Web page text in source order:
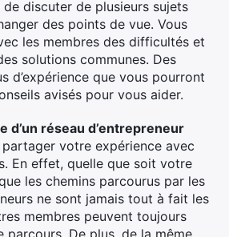
discuter de plusieurs sujets
des points de vue. Vous
les membres des difficultés et
solutions communes. Des
d’expérience que vous pourront
avisés pour vous aider.
d’un réseau d’entrepreneur
votre expérience avec
En effet, quelle que soit votre
les chemins parcourus par les
ne sont jamais tout à fait les
membres peuvent toujours
De plus, de la même